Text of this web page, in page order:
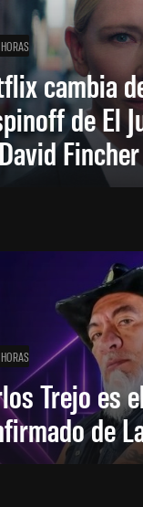
cambia
de El
Fincher
Trejo es
de